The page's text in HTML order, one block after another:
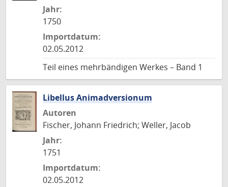
Jahr:
1750
Importdatum:
02.05.2012
Teil eines mehrbändigen Werkes – Band 1
Libellus Animadversionum
Autoren
Fischer, Johann Friedrich; Weller, Jacob
Jahr:
1751
Importdatum:
02.05.2012